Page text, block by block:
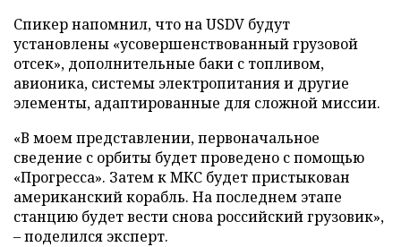
Спикер напомнил, что на USDV будут
установлены «усовершенствованный грузовой
отсек», дополнительные баки с топливом,
авионика, системы электропитания и другие
элементы, адаптированные для сложной миссии.
«В моем представлении, первоначальное
сведение с орбиты будет проведено с помощью
«Прогресса». Затем к МКС будет пристыкован
американский корабль. На последнем этапе
станцию будет вести снова российский грузовик»,
– поделился эксперт.